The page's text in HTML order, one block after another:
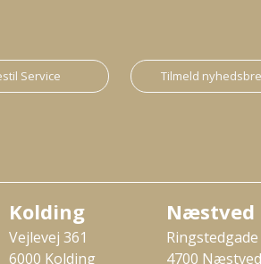
Service Tilmeld
Kolding
Vejlevej 361
6000 Kolding
Næstved
Ringstedgade
4700 Næstved